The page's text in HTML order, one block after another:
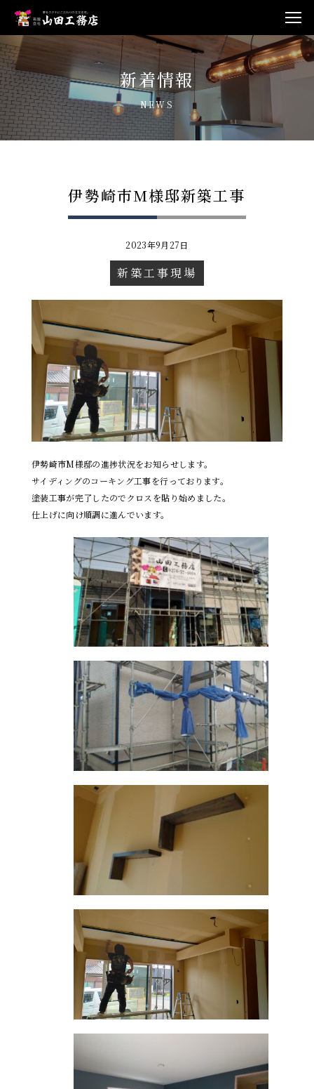
新着情報
NEWS
伊勢崎市M様邸新築工事
2023年9月27日
新築工事現場
伊勢崎市M様邸の進捗状況をお知らせします。
サイディングのコーキング工事を行っております。
塗装工事が完了したのでクロスを貼り始めました。
仕上げに向け順調に進んでいます。